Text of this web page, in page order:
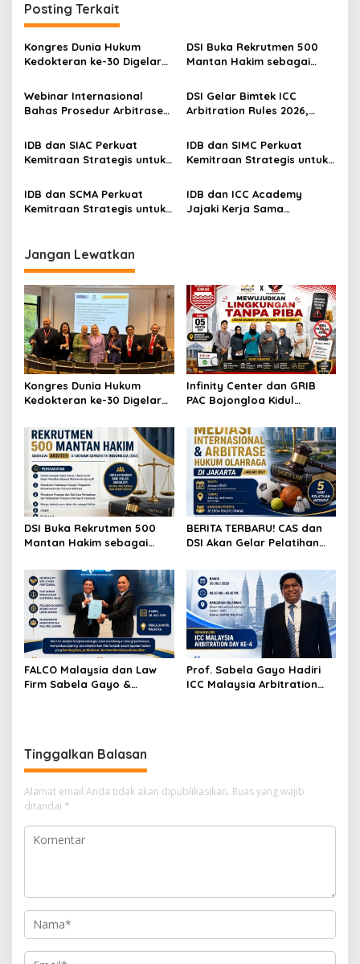
g
a
s
p
o
s
Posting Terkait
Kongres Dunia Hukum
Kedokteran ke-30 Digelar
Inovasi, dan Tantangan
Global Kesehatan
DSI Buka Rekrutmen 500
Mantan Hakim sebagai
Penyelesaian Sengketa di
Indonesia
Webinar Internasional
Bahas Prosedur Arbitrase
Perkuat Wawasan Hukum
Olahraga Global
DSI Gelar Bimtek ICC
Arbitration Rules 2026,
Praktisi Hukum Indonesia di
Kancah Internasional
IDB dan SIAC Perkuat
Kemitraan Strategis untuk
Internasional
IDB dan SIMC Perkuat
Kemitraan Strategis untuk
Komersial Internasional
IDB dan SCMA Perkuat
Kemitraan Strategis untuk
IDB dan ICC Academy
Jajaki Kerja Sama
Jangan Lewatkan
Kongres Dunia Hukum
Kedokteran ke-30 Digelar
Tantangan Hukum
Kesehatan di Era AI dan
Teknologi
Infinity Center dan GRIB
PAC Bojongloa Kidul
Wujudkan Lingkungan
Tanpa Riba
DSI Buka Rekrutmen 500
Mantan Hakim sebagai
Penyelesaian Sengketa di
Indonesia
BERITA TERBARU! CAS dan
DSI Akan Gelar Pelatihan
Arbitrase Hukum Olahraga
di Jakarta
FALCO Malaysia dan Law
Firm Sabela Gayo &
Prof. Sabela Gayo Hadiri
ICC Malaysia Arbitration
Tinggalkan Balasan
Alamat email Anda tidak akan dipublikasikan. Ruas yang wajib
ditandai *